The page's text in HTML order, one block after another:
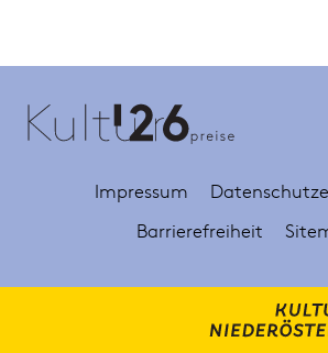
Impressum
Barrierefreiheit